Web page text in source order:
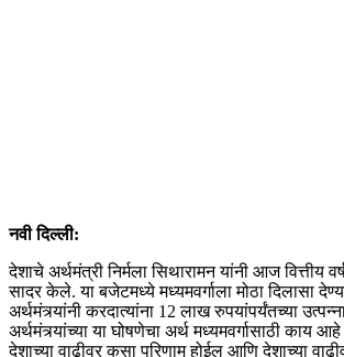
नवी दिल्ली:
देशाचे अर्थमंत्री निर्मला सिथारामन यांनी आज वित्तीय
सादर केले. या बजेटमध्ये मध्यमवर्गाला मोठा दिलासा
अर्थमंत्र्यांनी करदात्यांना 12 लाख रुपयांपर्यंतच्या
अर्थमंत्र्यांच्या या घोषणेचा अर्थ मध्यमवर्गासाठी काय
देशाच्या वाढीवर कसा परिणाम होईल आणि देशाच्या